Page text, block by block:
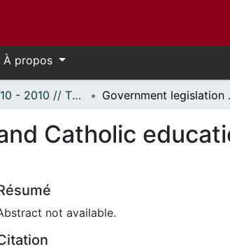
À propos
Thèses, 1910 - 2010 // Theses, 1910 - 2010
Catholic
not available.